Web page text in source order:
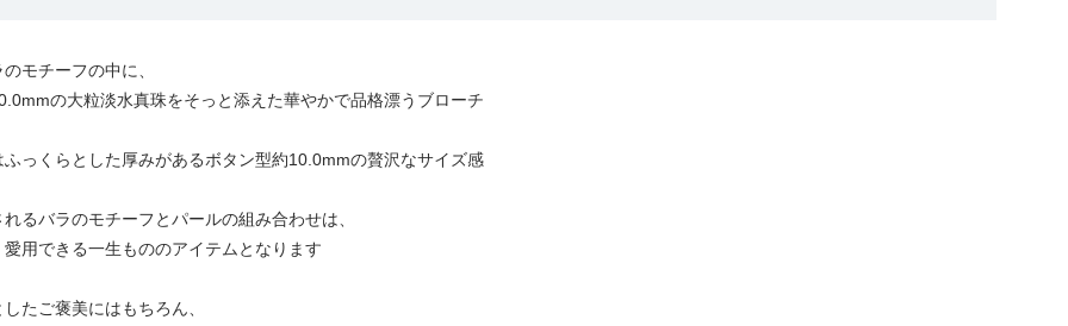
モチーフの中に、
の大粒淡水真珠をそっと添えた華やかで品格漂うブローチ
っくらとした厚みがあるボタン型約10.0mmの贅沢なサイズ感
るバラのモチーフとパールの組み合わせは、
用できる一生もののアイテムとなります
たご褒美にはもちろん、